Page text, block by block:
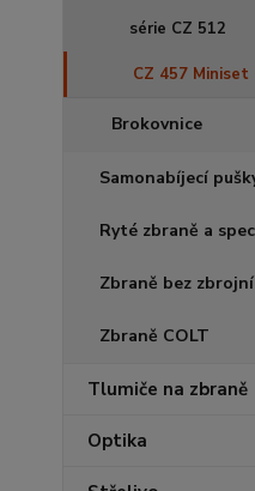
série CZ 512
CZ 457 Miniset
Brokovnice
Samonabíjecí
Ryté zbraně a
Zbraně bez
Zbraně COLT
Tlumiče na zbraně
Optika